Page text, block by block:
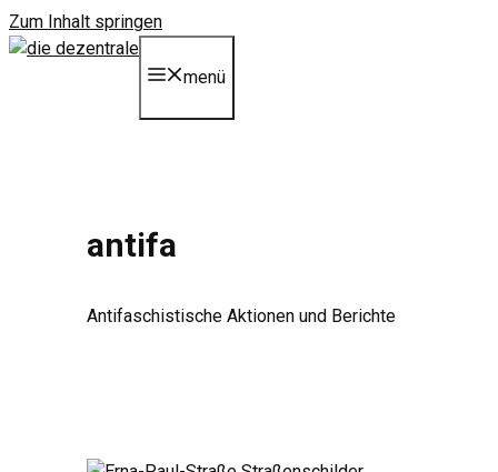
Zum Inhalt springen
menü
antifa
Antifaschistische Aktionen und Berichte